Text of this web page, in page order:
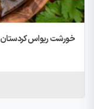
خورشت ریواس کردستان